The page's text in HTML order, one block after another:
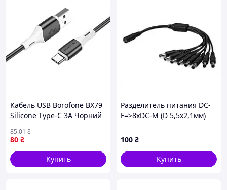
Кабель USB Borofone BX79
Silicone Type-C 3A Чорний
80 ₴
85.01₴
Купить
Разделитель питания DC-
F=>8xDC-M (D 5,5x2,1мм)
100 ₴
Купить